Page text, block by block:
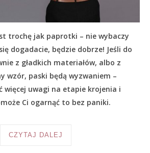
trochę jak paprotki – nie wybaczy
dogadacie, będzie dobrze! Jeśli do
z gładkich materiałów, albo z
wzór, paski będą wyzwaniem –
więcej uwagi na etapie krojenia i
Ci ogarnąć to bez paniki.
CZYTAJ DALEJ